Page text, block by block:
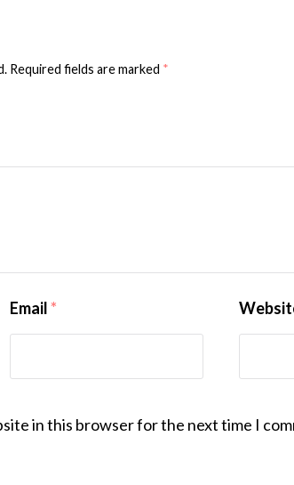
Required fields are marked *
Email*
in this browser for the next time I